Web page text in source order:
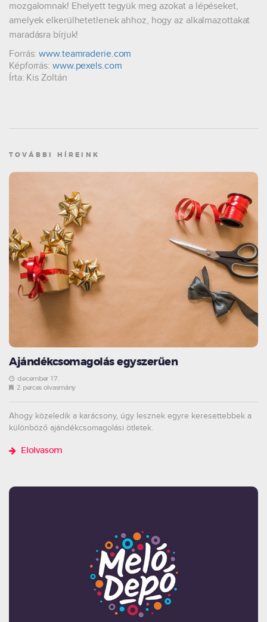
mozgalomnak! Ehelyett tegyük meg azokat a lépéseket,
amelyek elkerülhetetlenek ahhoz, hogy az alkalmazottakat
maradásra bírjuk!
Forrás:www.teamraderie.com
Képforrás: www.pexels.com
Írta: Kis Zoltán
TOVÁBBI HÍREINK
Ajándékcsomagolás egyszerűen
december 17.
2 perces olvasmány
Ahogy közeledik a karácsony, úgy lesznek egyre keresettebbek a
különböző ajándékcsomagolási ötletek.
Elolvasom